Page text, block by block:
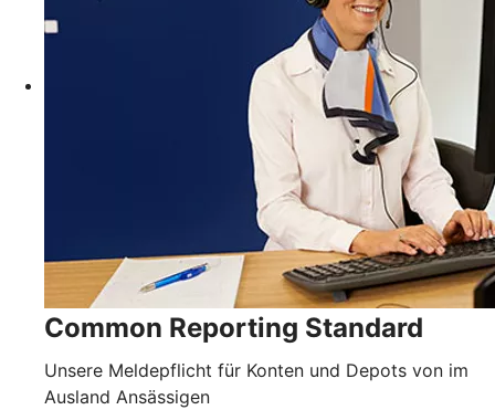
Common Reporting Standard
Unsere Meldepflicht für Konten und Depots von im
Ausland Ansässigen